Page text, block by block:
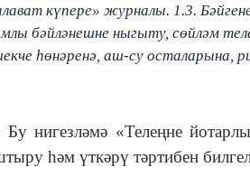
күпере» журналы. 1.3.
бәйләнешне ныгыту, сөйләм
һөнәренә, аш-су осталарына,
нигезләмә «Телеңне
һәм үткәрү тәртибен